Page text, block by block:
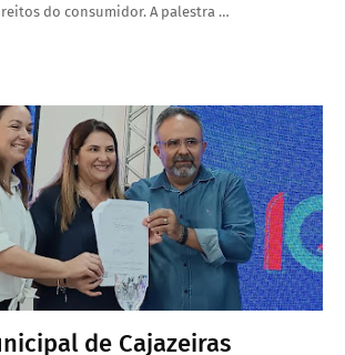
do consumidor. A palestra …
de Cajazeiras